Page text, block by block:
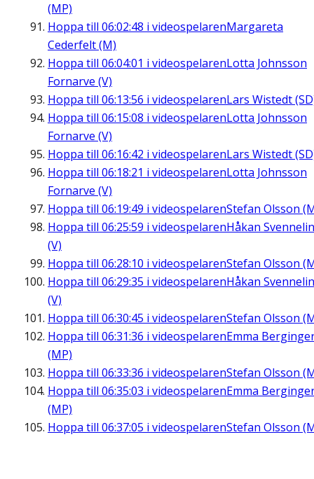
(MP)
Hoppa till 06:02:48 i videospelarenMargareta
Cederfelt (M)
Hoppa till 06:04:01 i videospelarenLotta Johnsson
Fornarve (V)
Hoppa till 06:13:56 i videospelarenLars Wistedt
Hoppa till 06:15:08 i videospelarenLotta Johnsson
Fornarve (V)
Hoppa till 06:16:42 i videospelarenLars Wistedt
Hoppa till 06:18:21 i videospelarenLotta Johnsson
Fornarve (V)
Hoppa till 06:19:49 i videospelarenStefan Olsson
Hoppa till 06:25:59 i videospelarenHåkan
(V)
Hoppa till 06:28:10 i videospelarenStefan Olsson
Hoppa till 06:29:35 i videospelarenHåkan
(V)
Hoppa till 06:30:45 i videospelarenStefan Olsson
Hoppa till 06:31:36 i videospelarenEmma
(MP)
Hoppa till 06:33:36 i videospelarenStefan Olsson
Hoppa till 06:35:03 i videospelarenEmma
(MP)
Hoppa till 06:37:05 i videospelarenStefan Olsson